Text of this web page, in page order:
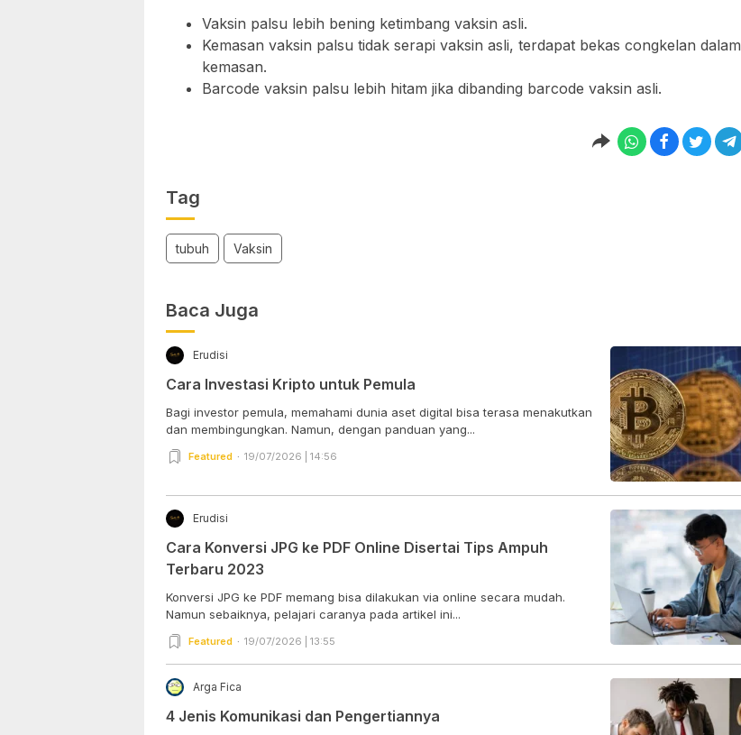
Vaksin palsu lebih bening ketimbang vaksin asli.
Kemasan vaksin palsu tidak serapi vaksin asli, terdapat bekas congkelan dalam
kemasan.
Barcode vaksin palsu lebih hitam jika dibanding barcode vaksin asli.
Tag
tubuh Vaksin
Baca Juga
Erudisi
Cara Investasi Kripto untuk Pemula
Bagi investor pemula, memahami dunia aset digital bisa terasa menakutkan
dan membingungkan. Namun, dengan panduan yang...
Featured 19/07/2026 | 14:56
Erudisi
Cara Konversi JPG ke PDF Online Disertai Tips Ampuh
Terbaru 2023
Konversi JPG ke PDF memang bisa dilakukan via online secara mudah.
Namun sebaiknya, pelajari caranya pada artikel ini...
Featured 19/07/2026 | 13:55
Arga Fica
4 Jenis Komunikasi dan Pengertiannya